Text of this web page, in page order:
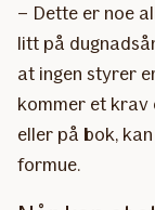
– Dette er noe
litt på
at ingen styrer
kommer et krav
eller på bok,
formue.